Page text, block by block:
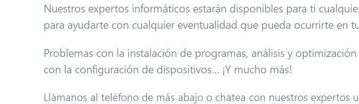
Nuestros expertos informáticos estarán disponibles para ti
para ayudarte con cualquier eventualidad que pueda ocurrirte en
Problemas con la instalación de programas, análisis y
con la configuración de dispositivos… ¡Y mucho más!
Llámanos al teléfono de más abajo o chatea con nuestros expertos